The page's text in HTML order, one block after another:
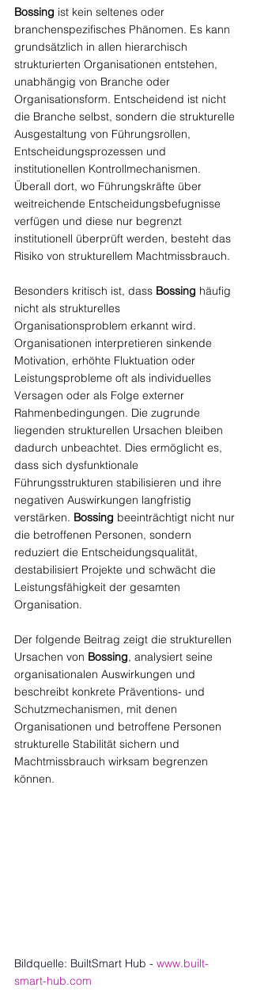
Bossing ist kein seltenes oder
branchenspezifisches Phänomen. Es kann
grundsätzlich in allen hierarchisch
strukturierten Organisationen entstehen,
unabhängig von Branche oder
Organisationsform. Entscheidend ist nicht
die Branche selbst, sondern die strukturelle
Ausgestaltung von Führungsrollen,
Entscheidungsprozessen und
institutionellen Kontrollmechanismen.
Überall dort, wo Führungskräfte über
weitreichende Entscheidungsbefugnisse
verfügen und diese nur begrenzt
institutionell überprüft werden, besteht das
Risiko von strukturellem Machtmissbrauch.
Besonders kritisch ist, dass Bossing häufig
nicht als strukturelles
Organisationsproblem erkannt wird.
Organisationen interpretieren sinkende
Motivation, erhöhte Fluktuation oder
Leistungsprobleme oft als individuelles
Versagen oder als Folge externer
Rahmenbedingungen. Die zugrunde
liegenden strukturellen Ursachen bleiben
dadurch unbeachtet. Dies ermöglicht es,
dass sich dysfunktionale
Führungsstrukturen stabilisieren und ihre
negativen Auswirkungen langfristig
verstärken. Bossing beeinträchtigt nicht nur
die betroffenen Personen, sondern
reduziert die Entscheidungsqualität,
destabilisiert Projekte und schwächt die
Leistungsfähigkeit der gesamten
Organisation.
Der folgende Beitrag zeigt die strukturellen
Ursachen von Bossing, analysiert seine
organisationalen Auswirkungen und
beschreibt konkrete Präventions- und
Schutzmechanismen, mit denen
Organisationen und betroffene Personen
strukturelle Stabilität sichern und
Machtmissbrauch wirksam begrenzen
können.
Bildquelle: BuiltSmart Hub - www.built-
smart-hub.com